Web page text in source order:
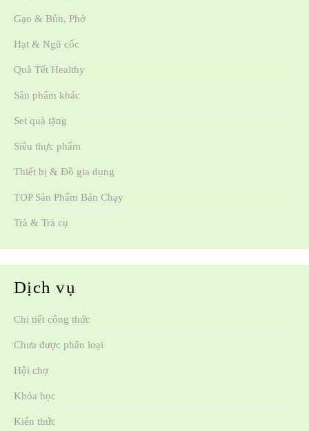
Gạo & Bún, Phở
Hạt & Ngũ cốc
Quà Tết Healthy
Sản phẩm khác
Set quà tặng
Siêu thực phẩm
Thiết bị & Đồ gia dụng
TOP Sản Phẩm Bán Chạy
Trà & Trà cụ
Dịch vụ
Chi tiết công thức
Chưa được phân loại
Hội chợ
Khóa học
Kiến thức